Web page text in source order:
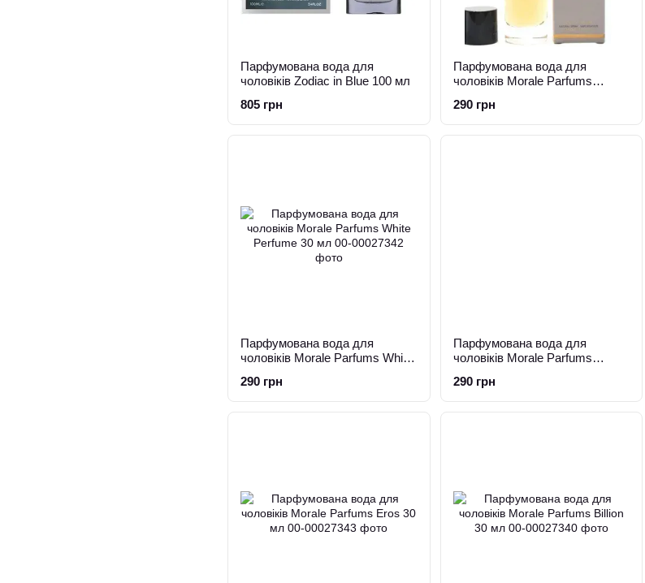
Парфумована вода для
чоловіків Zodiac in Blue 100 мл
805 грн
Парфумована вода для
чоловіків Morale Parfums
290 грн
Парфумована вода для
чоловіків Morale Parfums White
290 грн
Парфумована вода для
чоловіків Morale Parfums
290 грн